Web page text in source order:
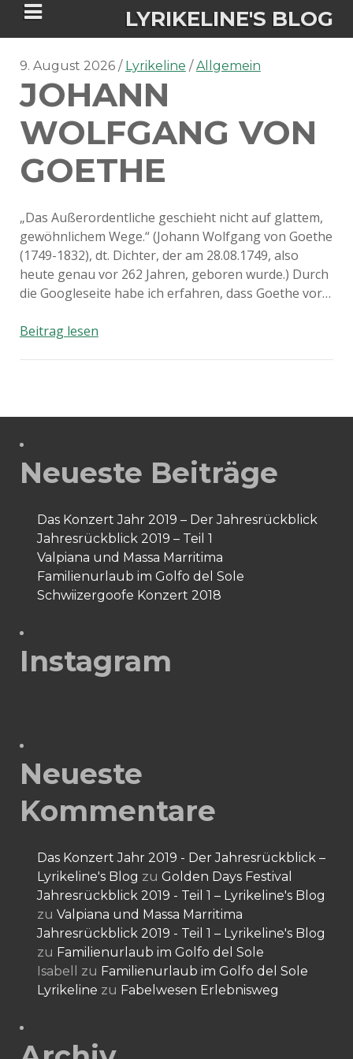
LYRIKELINE'S BLOG
Tania Morgan's Blog über alles, was
sie im Leben bewegt.
ÜBER DIE AUTORIN
IGASHO UND CHIMALIS KAYA
NIEMALS FÜR IMMER (ROMAN)
NIGHTMARES
BÜCHERSHOPS
DATENSCHUTZERKLÄRUNG
IMPRESSUM
9. August 2026 Lyrikeline Allgemein
JOHANN
WOLFGANG VON
GOETHE
„Das Außerordentliche geschieht nicht auf glattem,
gewöhnlichem Wege.“ (Johann Wolfgang von Goethe
(1749-1832), dt. Dichter, der am 28.08.1749, also
heute genau vor 262 Jahren, geboren wurde.) Durch
die Googleseite habe ich erfahren, dass Goethe vor…
Beitrag lesenJohann
Neueste Beiträge
Das Konzert Jahr 2019 – Der Jahresrückblick
Jahresrückblick 2019 – Teil 1
Valpiana und Massa Marritima
Familienurlaub im Golfo del Sole
Schwiizergoofe Konzert 2018
Instagram
Neueste
Kommentare
Das Konzert Jahr 2019 - Der Jahresrückblick –
Lyrikeline's Blog zu Golden Days Festival
Jahresrückblick 2019 - Teil 1 – Lyrikeline's Blog
zu Valpiana und Massa Marritima
Jahresrückblick 2019 - Teil 1 – Lyrikeline's Blog
zu Familienurlaub im Golfo del Sole
Isabell
zu Familienurlaub im Golfo del Sole
Lyrikeline zu Fabelwesen Erlebnisweg